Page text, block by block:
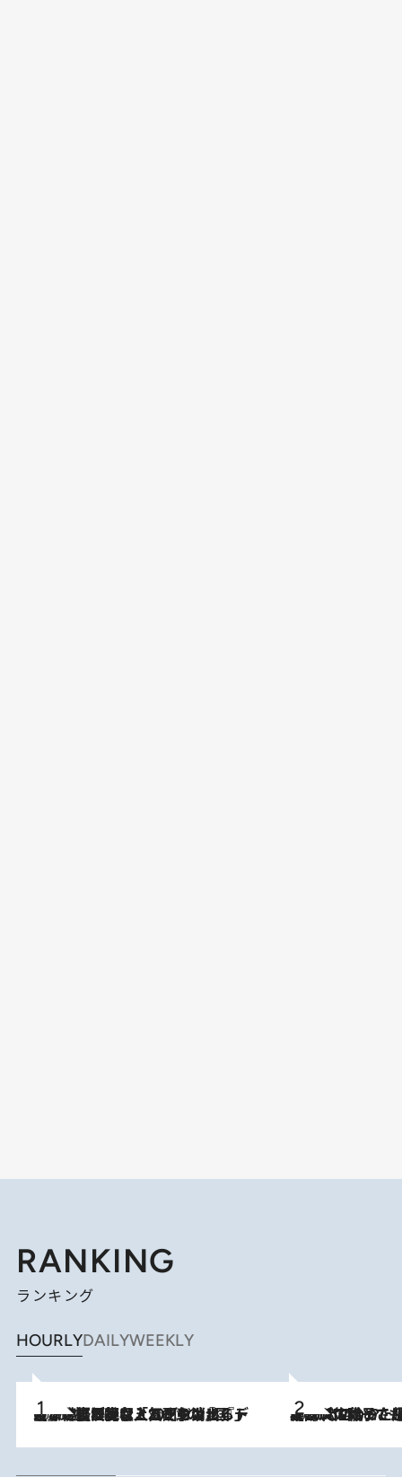
RANKING
ランキング
HOURLYDAILYWEEKLY
2026.8.5
【なぜ吉沢亮は「気配を消せる」のか？】興行収入208億の『国宝』を経て挑むミュージカル『ディア・エヴァン・ハンセン』。トップ俳優が舞台上でさらけ出した“孤独”とは 2026.8.5
【阿川佐和子さんの年とる力】なぜ70代で始めた趣味は“こんなに楽しい”のか？ ピアノ、俳句…スランプに陥っても続けられる“ある秘訣”とは